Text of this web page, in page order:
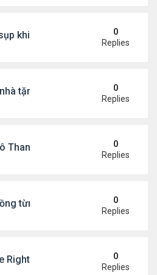
khi biết tin Nicole Kidman có
0
Replies
tặng cha mẹ
0
Replies
Thanh Vân dễ thương trong tiệc
0
Replies
từng ngạc nhiên vì tôi luôn trả
0
Replies
Right Retail POS Matter?0
Replies